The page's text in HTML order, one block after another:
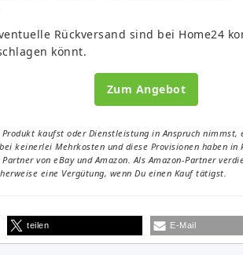
Rückversand sind bei Home24
könnt.
Zum Angebot
Produkt kaufst oder Dienstleistung in Anspruch
keinerlei Mehrkosten und diese Provisionen haben
von eBay und Amazon. Als Amazon-Partner
eine Vergütung, wenn Du einen Kauf tätigst.
teilen E-Mail